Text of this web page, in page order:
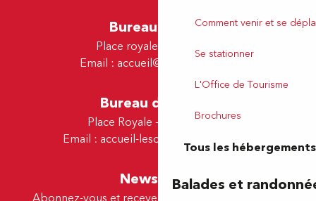
Comment venir et se
Se stationner
L'Office de Tourisme
Brochures
Tous les hébergements
Balades et
Bureau de Pau
Place royale - 64000 Pau
Email : accueil@tourismepau.fr
Bureau de Lescar
Place Royale - 64230 Lescar
Email : accueil-lescar@tourismepau.fr
Newsletter